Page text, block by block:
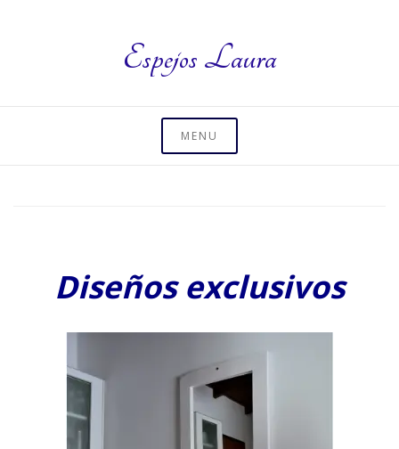
Espejos Laura
MENU
Diseños exclusivos